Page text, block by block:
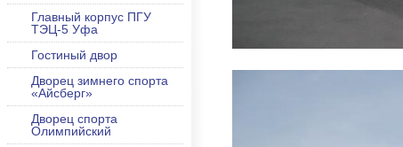
Главный корпус ПГУ
ТЭЦ-5 Уфа
Гостиный двор
Дворец зимнего спорта
«Айсберг»
Дворец спорта
Олимпийский